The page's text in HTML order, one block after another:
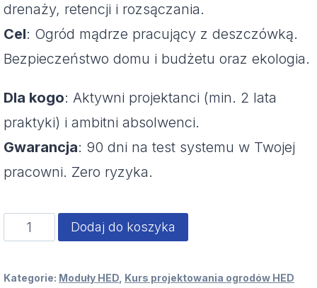
drenaży, retencji i rozsączania.
Cel: Ogród mądrze pracujący z deszczówką.
Bezpieczeństwo domu i budżetu oraz ekologia.
Dla kogo: Aktywni projektanci (min. 2 lata
praktyki) i ambitni absolwenci.
Gwarancja: 90 dni na test systemu w Twojej
pracowni. Zero ryzyka.
ilość
HED:
Dodaj do koszyka
Kategorie: Moduły HED Kurs projektowania ogrodów HED